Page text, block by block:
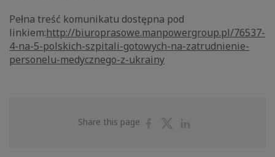
Pełna treść komunikatu dostępna pod
linkiem:http://biuroprasowe.manpowergroup.pl/76537-
4-na-5-polskich-szpitali-gotowych-na-zatrudnienie-
personelu-medycznego-z-ukrainy
Share this page
ShareShare